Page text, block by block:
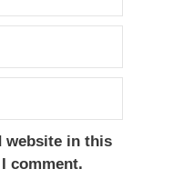
website in this
comment.